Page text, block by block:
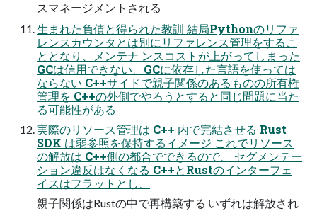
スマネージメントされる
生まれた負債と得られた教訓 結局Pythonのリファ
レンスカウンタとは別にリファレンス管理をするこ
ととなり、メンテナ ンスコストが上がってしまった
GCは信用できない、GCに依存した言語を使っては
ならない C++サイドで親子関係のあるものの所有権
管理を C++の外側でやろうとすると同じ問題に当た
る可能性がある
実際のリソース管理は C++ 内で完結させる Rust
SDK は弱参照を保持するイメージ これでリソース
の解放は C++側の都合でできるので、 セグメンテー
ション違反はなくなる C++とRustのインターフェ
イスはフラットとし、
親子関係はRustの中で再構築する いずれは解放され